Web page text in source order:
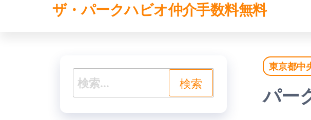
ザ・パークハビオ仲介手数料無料
東京都中
パー
検
索: